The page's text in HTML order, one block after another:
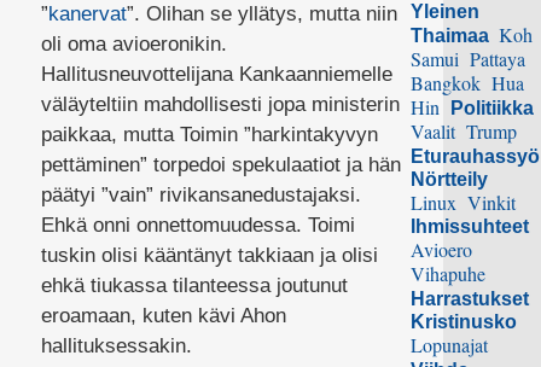
”kanervat”. Olihan se yllätys, mutta niin
oli oma avioeronikin.
Hallitusneuvottelijana Kankaanniemelle
väläyteltiin mahdollisesti jopa ministerin
paikkaa, mutta Toimin ”harkintakyvyn
pettäminen” torpedoi spekulaatiot ja hän
päätyi ”vain” rivikansanedustajaksi.
Ehkä onni onnettomuudessa. Toimi
tuskin olisi kääntänyt takkiaan ja olisi
ehkä tiukassa tilanteessa joutunut
eroamaan, kuten kävi Ahon
hallituksessakin.
Yleinen
Thaimaa Koh
Samui Pattaya
Bangkok Hua
Hin
Politiikka
Vaalit Trump
Nörtteily
Linux Vinkit
Ihmissuhteet
Avioero
Vihapuhe
Harrastukset
Kristinusko
Lopunajat